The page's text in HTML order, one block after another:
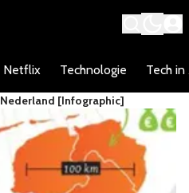
Netflix Technologie Tech in
Nederland [infographic]